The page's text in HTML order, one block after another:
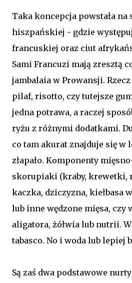
Taka koncepcja powstała
hiszpańskiej - gdzie
francuskiej oraz ciut
Sami Francuzi mają zresztą
jambalaia w Prowansji.
pilaf, risotto, czy tutejsze
jedna potrawa, a raczej
ryżu z różnymi dodatkami.
co tam akurat znajduje się w
złapało. Komponenty
skorupiaki (kraby, krewetki,
kaczka, dziczyzna, kiełbasa
lub inne wędzone mięsa, czy
aligatora, żółwia lub nutrii.
tabasco. No i woda lub lepiej
Są zaś dwa podstawowe